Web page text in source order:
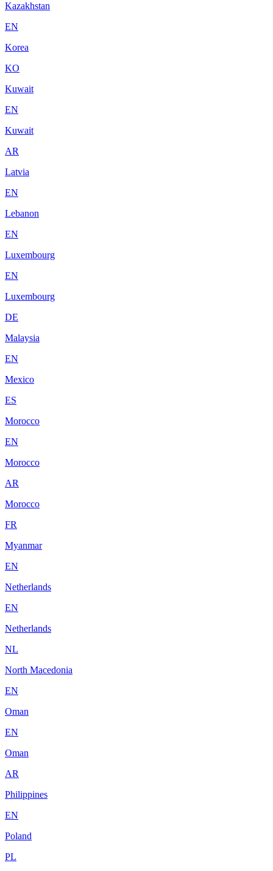
Kazakhstan
EN
Korea
KO
Kuwait
EN
Kuwait
AR
Latvia
EN
Lebanon
EN
Luxembourg
EN
Luxembourg
DE
Malaysia
EN
Mexico
ES
Morocco
EN
Morocco
AR
Morocco
FR
Myanmar
EN
Netherlands
EN
Netherlands
NL
North Macedonia
EN
Oman
EN
Oman
AR
Philippines
EN
Poland
PL